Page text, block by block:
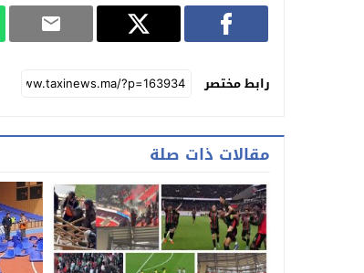
رابط مختصر
مقالات ذات صلة